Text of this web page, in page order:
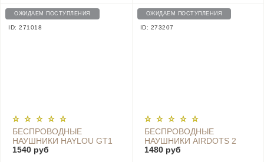
ОЖИДАЕМ ПОСТУПЛЕНИЯ
ID: 271018
БЕСПРОВОДНЫЕ
НАУШНИКИ HAYLOU GT1
PRO TWS EARBUDS,
1540 руб
ОЖИДАЕМ ПОСТУПЛЕНИЯ
ID: 273207
БЕСПРОВОДНЫЕ
НАУШНИКИ AIRDOTS 2
TRUE WIRELESS
1480 руб